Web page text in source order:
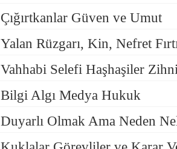
Çığırtkanlar Güven ve Umut
Yalan Rüzgarı, Kin, Nefret
Vahhabi Selefi Haşhaşiler
Bilgi Algı Medya Hukuk
Duyarlı Olmak Ama Neden